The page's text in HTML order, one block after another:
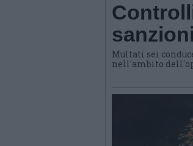
Multati sei
nell'ambito